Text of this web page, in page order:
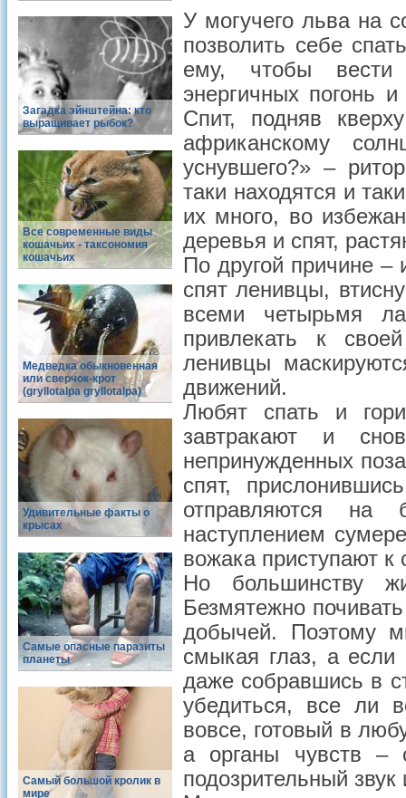
Загадка эйнштейна: кто
выращивает рыбок?
Все современные виды
кошачьих - таксономия
кошачьих
Медведка обыкновенная
или сверчок-крот
(gryllotalpa gryllotalpa)
Удивительные факты о
крысах
Самые опасные паразиты
планеты
Самый большой кролик в
мире
У могучего льва на
позволить себе
ему, чтобы вести
энергичных погонь
Спит, подняв
африканскому
уснувшего?» –
таки находятся и
их много, во
деревья и спят,
По другой причине –
спят ленивцы,
всеми четырьмя
привлекать к
ленивцы
движений.
Любят спать и
завтракают и
непринужденных
спят,
отправляются на
наступлением
вожака приступают к
Но большинству
Безмятежно
добычей. Поэтому
смыкая глаз, а
даже собравшись в
убедиться, все ли
вовсе, готовый в
а органы чувств –
подозрительный звук